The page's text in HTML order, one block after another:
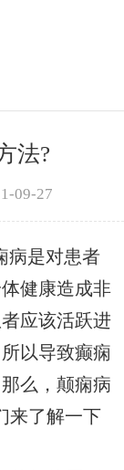
法?
09-27
病是对患者
健康造成非
应该活跃进
以导致癫痫
么，颠痫病
来了解一下